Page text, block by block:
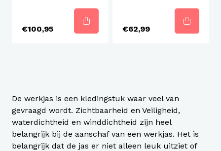
€100,95 €62,99
De werkjas is een kledingstuk waar veel van
gevraagd wordt. Zichtbaarheid en Veiligheid,
waterdichtheid en winddichtheid zijn heel
belangrijk bij de aanschaf van een werkjas. Het is
belangrijk dat de jas er niet alleen leuk uitziet of